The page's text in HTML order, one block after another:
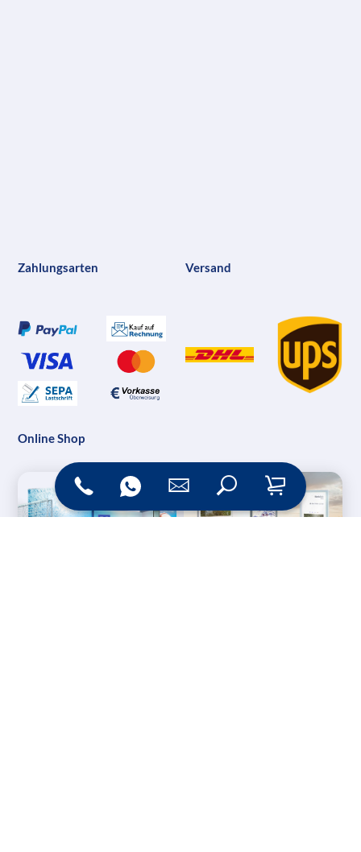
Zahlungsarten Versand
Online Shop